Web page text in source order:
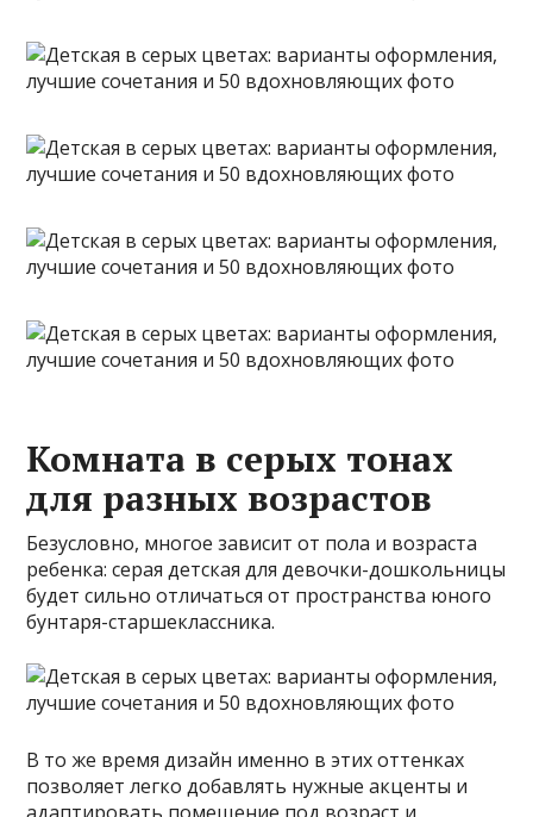
Комната в серых тонах
для разных возрастов
Безусловно, многое зависит от пола и возраста
ребенка: серая детская для девочки-дошкольницы
будет сильно отличаться от пространства юного
бунтаря-старшеклассника.
В то же время дизайн именно в этих оттенках
позволяет легко добавлять нужные акценты и